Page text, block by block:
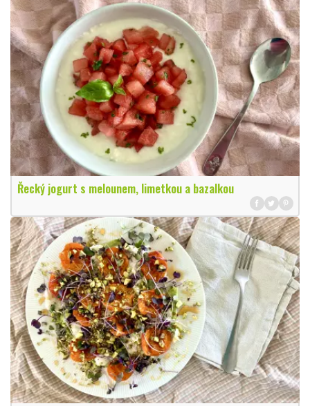
Řecký jogurt s melounem, limetkou a bazalkou